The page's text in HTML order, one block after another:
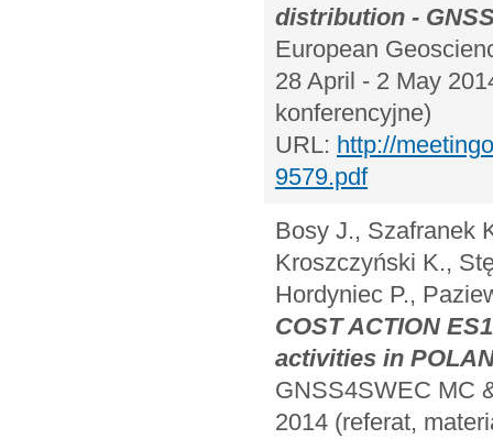
distribution -
European
28 April - 2 May
konferencyjne)
URL: http://
9579.pdf
Bosy J., Szafranek
Kroszczyński K.,
Hordyniec P.,
COST ACTION
activities in
GNSS4SWEC MC
2014 (referat,